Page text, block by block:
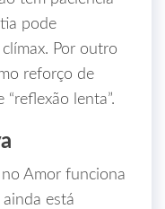
pode
Por outro
reforço de
lenta”.
Amor funciona
está